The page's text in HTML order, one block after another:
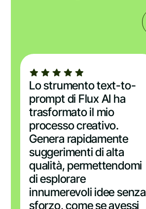
Lo strumento text-to-
prompt di Flux AI ha
trasformato il mio
processo creativo.
Genera rapidamente
suggerimenti di alta
qualità, permettendomi
di esplorare
innumerevoli idee senza
sforzo, come se avessi